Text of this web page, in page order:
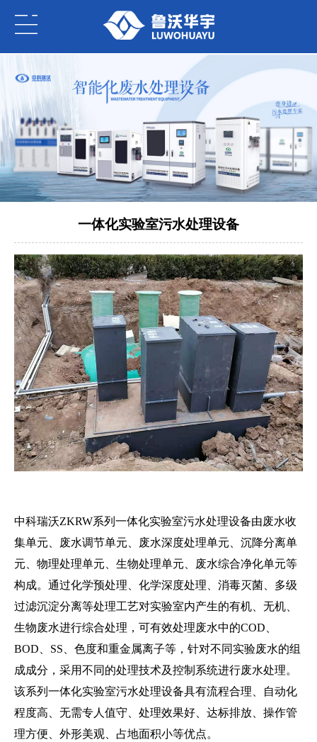
一体化实验室污水处理设备
中科瑞沃ZKRW系列一体化实验室污水处理设备由废水收
集单元、废水调节单元、废水深度处理单元、沉降分离单
元、物理处理单元、生物处理单元、废水综合净化单元等
构成。通过化学预处理、化学深度处理、消毒灭菌、多级
过滤沉淀分离等处理工艺对实验室内产生的有机、无机、
生物废水进行综合处理，可有效处理废水中的COD、
BOD、SS、色度和重金属离子等，针对不同实验废水的组
成成分，采用不同的处理技术及控制系统进行废水处理。
该系列一体化实验室污水处理设备具有流程合理、自动化
程度高、无需专人值守、处理效果好、达标排放、操作管
理方便、外形美观、占地面积小等优点。